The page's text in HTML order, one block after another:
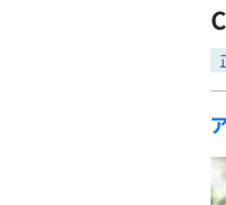
転職成功ガ
転職エー